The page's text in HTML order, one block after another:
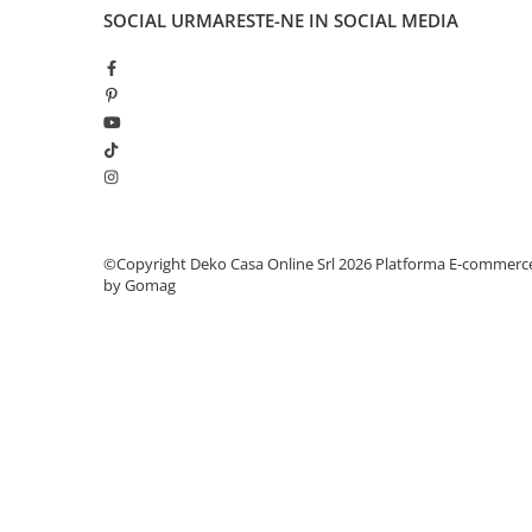
SOCIAL URMARESTE-NE IN SOCIAL MEDIA
©Copyright Deko Casa Online Srl 2026 Platforma E-
by Gomag